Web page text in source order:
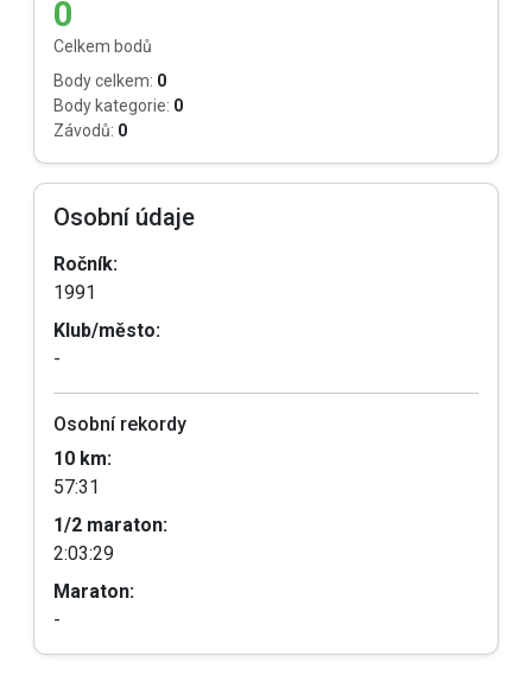
0
Celkem bodů
Body celkem: 0
Body kategorie: 0
Závodů: 0
Osobní údaje
Ročník:
1991
Klub/město:
-
Osobní rekordy
10 km:
57:31
1/2 maraton:
2:03:29
Maraton:
-